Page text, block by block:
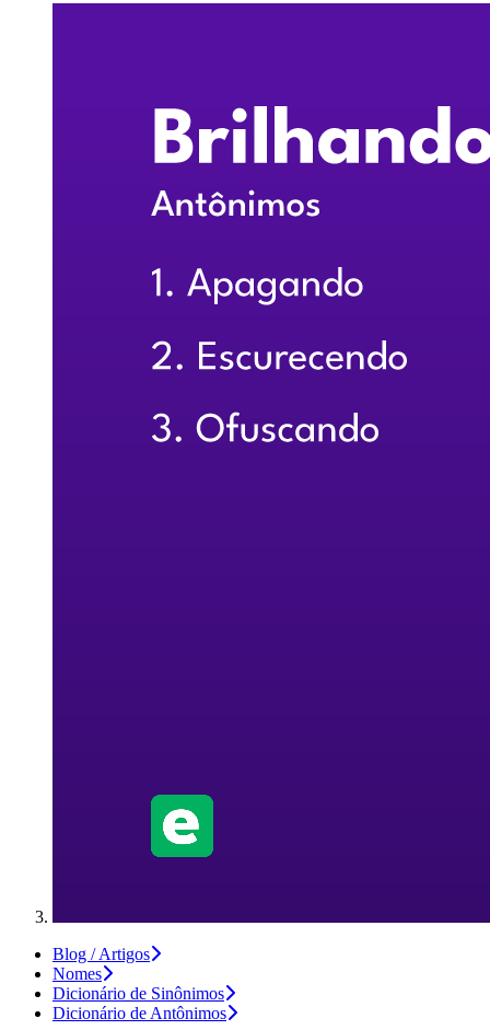
Blog / Artigos
Nomes
Dicionário de Sinônimos
Dicionário de Antônimos